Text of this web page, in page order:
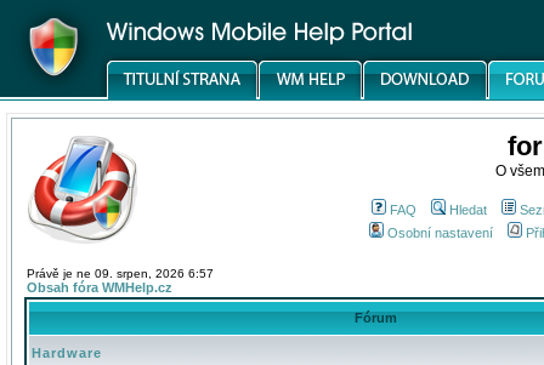
O
FAQ Hledat
Osobní nastavení
Právě je ne 09. srpen, 2026 6:57
Obsah fóra WMHelp.cz
Fórum
Hardware